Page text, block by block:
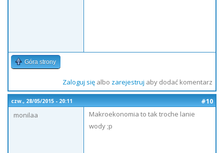
Góra strony
Zaloguj sięalbo zarejestruj aby dodać komentarz
czw., 28/05/2015 - 20:11
#10
monilaa
Makroekonomia to tak troche lanie
wody ;p